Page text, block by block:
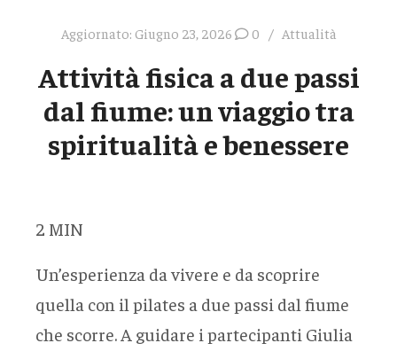
Aggiornato: Giugno 23, 2026 0 Attualità
Attività fisica a due passi
dal fiume: un viaggio tra
spiritualità e benessere
2 MIN
Un’esperienza da vivere e da scoprire
quella con il pilates a due passi dal fiume
che scorre. A guidare i partecipanti Giulia